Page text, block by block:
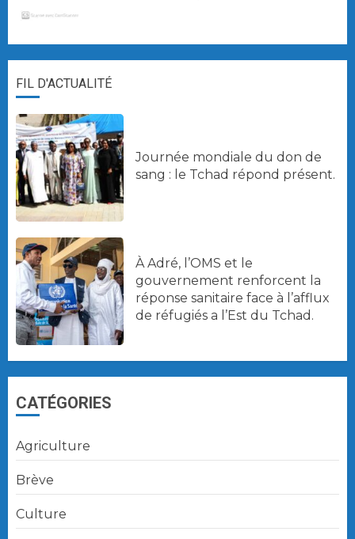
FIL D'ACTUALITÉ
Journée mondiale du don de
sang : le Tchad répond présent.
À Adré, l’OMS et le
gouvernement renforcent la
réponse sanitaire face à l’afflux
de réfugiés a l’Est du Tchad.
CATÉGORIES
Agriculture
Brève
Culture